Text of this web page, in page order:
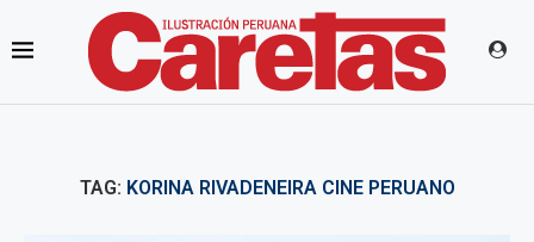
TAG: KORINA RIVADENEIRA CINE PERUANO